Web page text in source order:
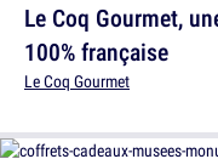
Le Coq Gourmet,
100% française
Le Coq Gourmet